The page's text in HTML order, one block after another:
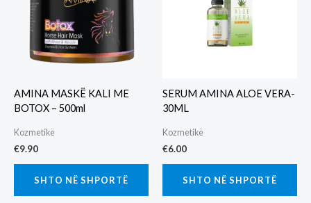
AMINA MASKË KALI ME
BOTOX – 500ml
Kozmetikë
€9.90
SHTO NË SHPORTË
SERUM AMINA ALOE VERA-
30ML
Kozmetikë
€6.00
SHTO NË SHPORTË